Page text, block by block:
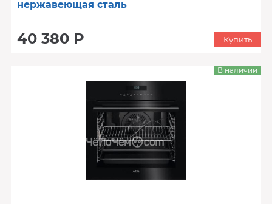
нержавеющая сталь
40 380 Р Купить
В наличии